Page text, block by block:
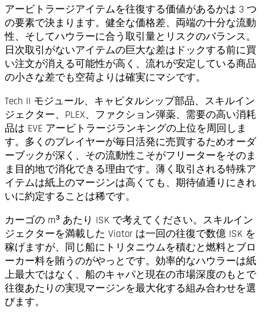
アービトラージアイテムを往復する価値があるかは 3 つ
の要素で決まります。健全な価格差、両端の十分な流動
性、そしてハウラーに合う取引量とリスクのバランス。
日次取引がないアイテムの巨大な差はドックする前に買
い注文が消える可能性が高く、流れが安定している商品
の小さな差でも空荷よりは確実にマシです。
Tech II モジュール、キャピタルシップ部品、スキルイン
ジェクター、PLEX、ファクション弾薬、需要の高い消耗
品は EVE アービトラージランキングの上位を周回しま
す。多くのプレイヤーが毎日活発に売買するためオーダ
ーブックが深く、その流動性こそがフリーターをそのま
ま目的地で消化できる理由です。薄く取引される特殊ア
イテムは紙上のマージンは高くても、期待値通りにきれ
いに約定することは稀です。
カーゴの m³ あたり ISK で考えてください。スキルイン
ジェクターを満載した Viator は一回の往復で数億 ISK を
稼げますが、同じ船にトリタニウムを積むと燃料とブロ
ーカー料を賄うのがやっとです。効率的なハウラーは紙
上最大ではなく、船のキャパと現在の市場深度のもとで
往復あたりの実現マージンを最大化する組み合わせを選
びます。